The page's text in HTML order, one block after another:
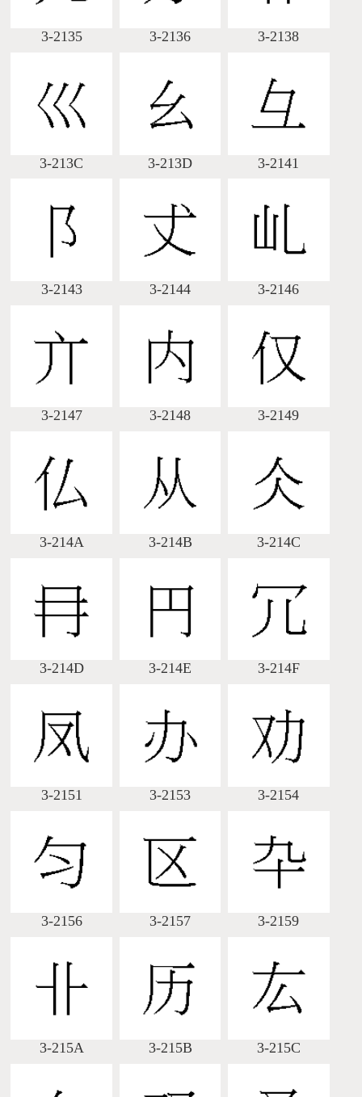
3-2135 3-2136 3-2138
3-213C 3-213D 3-2141
3-2143 3-2144 3-2146
3-2147 3-2148 3-2149
3-214A 3-214B 3-214C
3-214D 3-214E 3-214F
3-2151 3-2153 3-2154
3-2156 3-2157 3-2159
3-215A 3-215B 3-215C